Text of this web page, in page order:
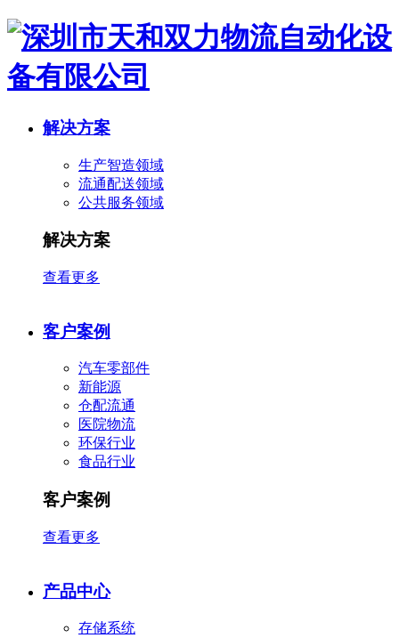
解决方案
生产智造领域
流通配送领域
公共服务领域
解决方案
查看更多
客户案例
汽车零部件
新能源
仓配流通
医院物流
环保行业
食品行业
客户案例
查看更多
产品中心
存储系统